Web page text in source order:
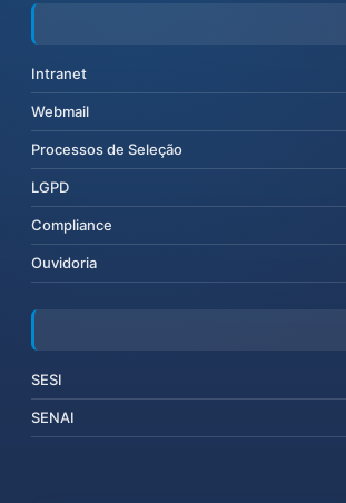
Intranet
Webmail
Processos de Seleção
LGPD
Compliance
Ouvidoria
SESI
SENAI